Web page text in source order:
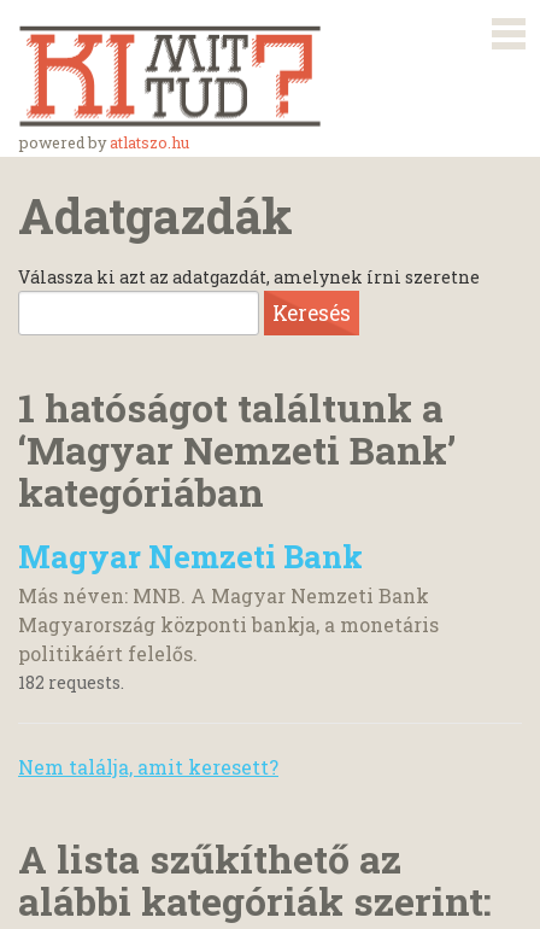
powered byatlatszo.hu
Adatgazdák
Válassza ki azt az adatgazdát, amelynek írni szeretne
1 hatóságot találtunk a
‘Magyar Nemzeti Bank’
kategóriában
Magyar Nemzeti Bank
Más néven: MNB. A Magyar Nemzeti Bank
Magyarország központi bankja, a monetáris
politikáért felelős.
182 requests.
Nem találja, amit keresett?
A lista szűkíthető az
alábbi kategóriák szerint: